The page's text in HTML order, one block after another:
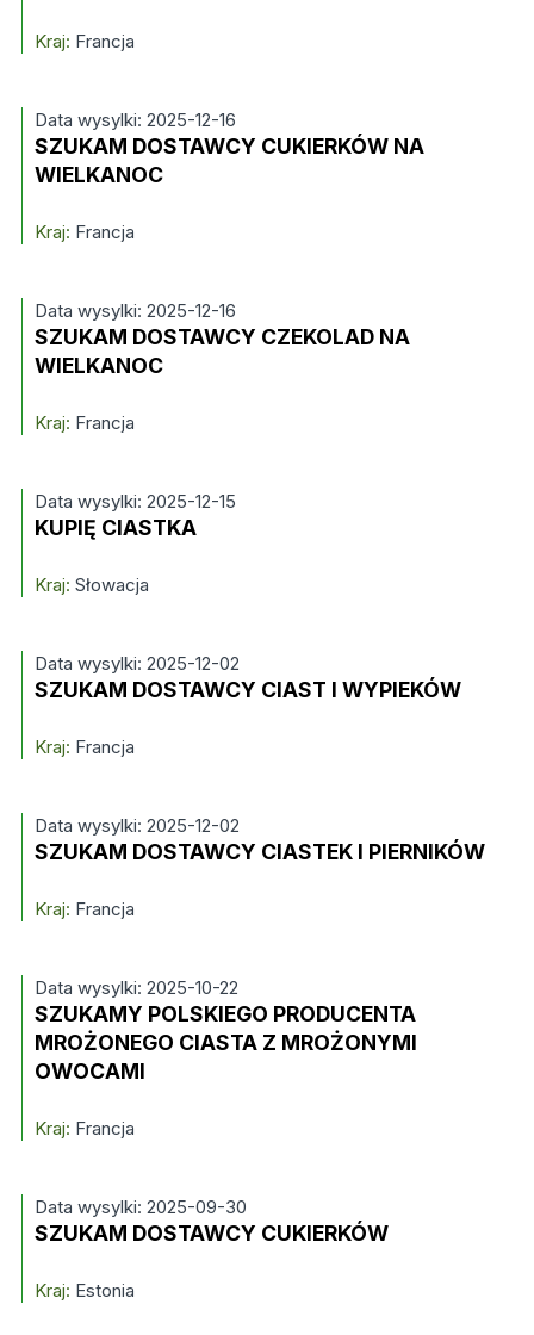
Kraj: Francja
Data wysylki: 2025-12-16
SZUKAM DOSTAWCY CUKIERKÓW NA
WIELKANOC
Kraj: Francja
Data wysylki: 2025-12-16
SZUKAM DOSTAWCY CZEKOLAD NA
WIELKANOC
Kraj: Francja
Data wysylki: 2025-12-15
KUPIĘ CIASTKA
Kraj: Słowacja
Data wysylki: 2025-12-02
SZUKAM DOSTAWCY CIAST I WYPIEKÓW
Kraj: Francja
Data wysylki: 2025-12-02
SZUKAM DOSTAWCY CIASTEK I PIERNIKÓW
Kraj: Francja
Data wysylki: 2025-10-22
SZUKAMY POLSKIEGO PRODUCENTA
MROŻONEGO CIASTA Z MROŻONYMI
OWOCAMI
Kraj: Francja
Data wysylki: 2025-09-30
SZUKAM DOSTAWCY CUKIERKÓW
Kraj: Estonia